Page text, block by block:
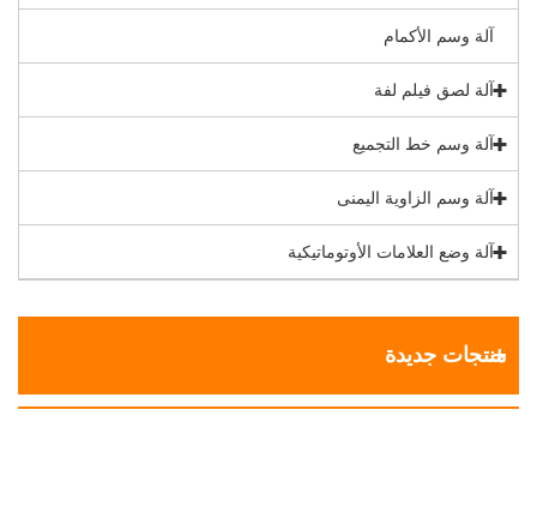
آلة وسم الأكمام
آلة لصق فيلم لفة
آلة وسم خط التجميع
آلة وسم الزاوية اليمنى
آلة وضع العلامات الأوتوماتيكية
منتجات جديدة